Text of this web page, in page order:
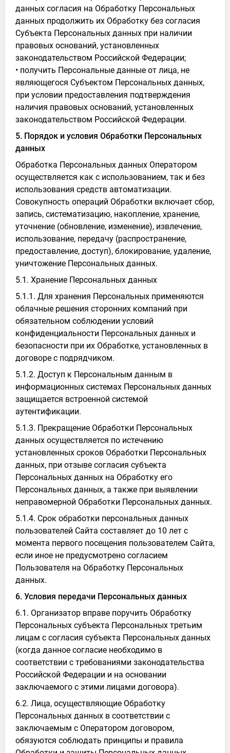
данных согласия на Обработку Персональных
данных продолжить их Обработку без согласия
Субъекта Персональных данных при наличии
правовых оснований, установленных
законодательством Российской Федерации;
• получить Персональные данные от лица, не
являющегося Субъектом Персональных данных,
при условии предоставления подтверждения
наличия правовых оснований, установленных
законодательством Российской Федерации.
5. Порядок и условия Обработки Персональных
данных
Обработка Персональных данных Оператором
осуществляется как с использованием, так и без
использования средств автоматизации.
Совокупность операций Обработки включает сбор,
запись, систематизацию, накопление, хранение,
уточнение (обновление, изменение), извлечение,
использование, передачу (распространение,
предоставление, доступ), блокирование, удаление,
уничтожение Персональных данных.
5.1. Хранение Персональных данных
5.1.1. Для хранения Персональных применяются
облачные решения сторонних компаний при
обязательном соблюдении условий
конфиденциальности Персональных данных и
безопасности при их Обработке, установленных в
договоре с подрядчиком.
5.1.2. Доступ к Персональным данным в
информационных системах Персональных данных
защищается встроенной системой
аутентификации.
5.1.3. Прекращение Обработки Персональных
данных осуществляется по истечению
установленных сроков Обработки Персональных
данных, при отзыве согласия субъекта
Персональных данных на Обработку его
Персональных данных, а также при выявлении
неправомерной Обработки Персональных данных.
5.1.4. Срок обработки персональных данных
пользователей Сайта составляет до 10 лет с
момента первого посещения пользователем Сайта,
если иное не предусмотрено согласием
Пользователя на Обработку Персональных
данных.
6. Условия передачи Персональных данных
6.1. Организатор вправе поручить Обработку
Персональных субъекта Персональных третьим
лицам с согласия субъекта Персональных данных
(когда данное согласие необходимо в
соответствии с требованиями законодательства
Российской Федерации и на основании
заключаемого с этими лицами договора).
6.2. Лица, осуществляющие Обработку
Персональных данных в соответствии с
заключаемым с Оператором договором,
обязуются соблюдать принципы и правила